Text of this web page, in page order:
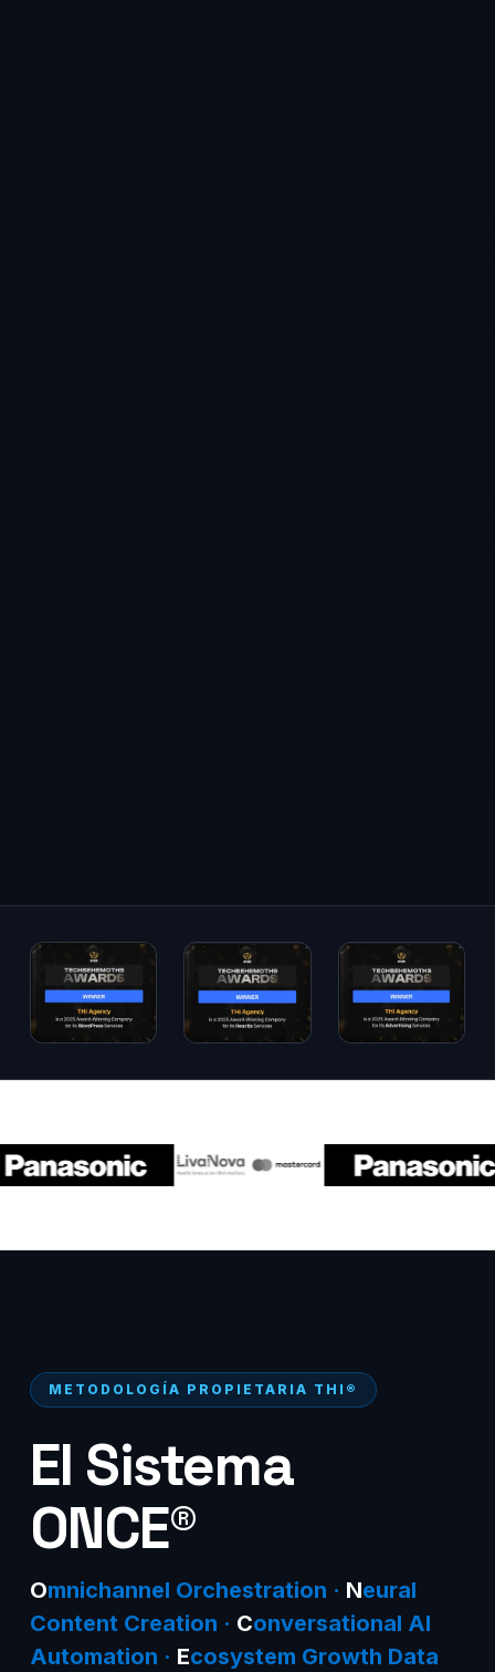
METODOLOGÍA PROPIETARIA THI®
El Sistema
ONCE®
Omnichannel Orchestration · Neural
Content Creation · Conversational AI
Automation · Ecosystem Growth Data